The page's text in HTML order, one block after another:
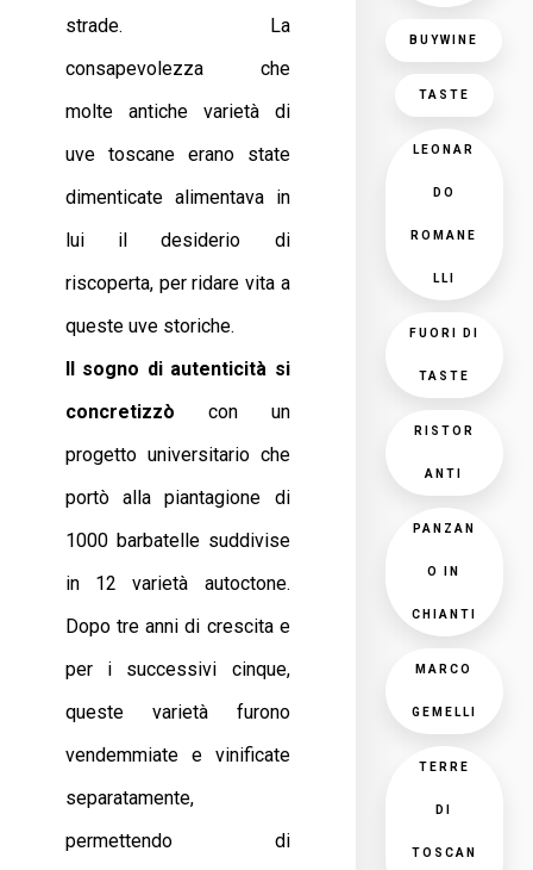
strade. La
consapevolezza che
molte antiche varietà di
uve toscane erano state
dimenticate alimentava in
lui il desiderio di
riscoperta, per ridare vita a
queste uve storiche.
Il sogno di autenticità si
concretizzò con un
progetto universitario che
portò alla piantagione di
1000 barbatelle suddivise
in 12 varietà autoctone.
Dopo tre anni di crescita e
per i successivi cinque,
queste varietà furono
vendemmiate e vinificate
separatamente,
permettendo di
BUYWINE
TASTE
LEONAR
DO
ROMANE
LLI
FUORI DI
TASTE
RISTOR
ANTI
PANZAN
O IN
CHIANTI
MARCO
GEMELLI
TERRE
DI
TOSCAN